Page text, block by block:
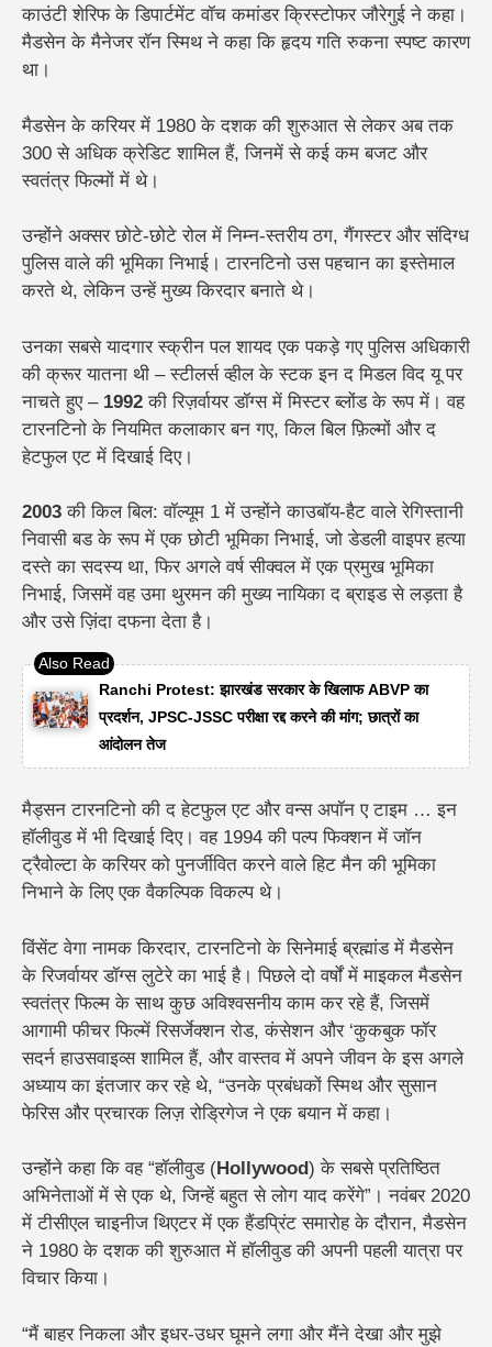
काउंटी शेरिफ के डिपार्टमेंट वॉच कमांडर क्रिस्टोफर जौरेगुई ने कहा।
मैडसेन के मैनेजर रॉन स्मिथ ने कहा कि हृदय गति रुकना स्पष्ट कारण
था।
मैडसेन के करियर में 1980 के दशक की शुरुआत से लेकर अब तक
300 से अधिक क्रेडिट शामिल हैं, जिनमें से कई कम बजट और
स्वतंत्र फिल्मों में थे।
उन्होंने अक्सर छोटे-छोटे रोल में निम्न-स्तरीय ठग, गैंगस्टर और संदिग्ध
पुलिस वाले की भूमिका निभाई। टारनटिनो उस पहचान का इस्तेमाल
करते थे, लेकिन उन्हें मुख्य किरदार बनाते थे।
उनका सबसे यादगार स्क्रीन पल शायद एक पकड़े गए पुलिस अधिकारी
की क्रूर यातना थी – स्टीलर्स व्हील के स्टक इन द मिडल विद यू पर
नाचते हुए – 1992 की रिज़र्वायर डॉग्स में मिस्टर ब्लोंड के रूप में। वह
टारनटिनो के नियमित कलाकार बन गए, किल बिल फ़िल्मों और द
हेटफुल एट में दिखाई दिए।
2003 की किल बिल: वॉल्यूम 1 में उन्होंने काउबॉय-हैट वाले रेगिस्तानी
निवासी बड के रूप में एक छोटी भूमिका निभाई, जो डेडली वाइपर हत्या
दस्ते का सदस्य था, फिर अगले वर्ष सीक्वल में एक प्रमुख भूमिका
निभाई, जिसमें वह उमा थुरमन की मुख्य नायिका द ब्राइड से लड़ता है
और उसे ज़िंदा दफना देता है।
Ranchi Protest: झारखंड सरकार के खिलाफ ABVP का
प्रदर्शन, JPSC-JSSC परीक्षा रद्द करने की मांग; छात्रों का
आंदोलन तेज
मैड्सन टारनटिनो की द हेटफुल एट और वन्स अपॉन ए टाइम … इन
हॉलीवुड में भी दिखाई दिए। वह 1994 की पल्प फिक्शन में जॉन
ट्रैवोल्टा के करियर को पुनर्जीवित करने वाले हिट मैन की भूमिका
निभाने के लिए एक वैकल्पिक विकल्प थे।
विंसेंट वेगा नामक किरदार, टारनटिनो के सिनेमाई ब्रह्मांड में मैडसेन
के रिजर्वायर डॉग्स लुटेरे का भाई है। पिछले दो वर्षों में माइकल मैडसेन
स्वतंत्र फिल्म के साथ कुछ अविश्वसनीय काम कर रहे हैं, जिसमें
आगामी फीचर फिल्में रिसर्जेक्शन रोड, कंसेशन और ‘कुकबुक फॉर
सदर्न हाउसवाइव्स शामिल हैं, और वास्तव में अपने जीवन के इस अगले
अध्याय का इंतजार कर रहे थे, “उनके प्रबंधकों स्मिथ और सुसान
फेरिस और प्रचारक लिज़ रोड्रिगेज ने एक बयान में कहा।
उन्होंने कहा कि वह “हॉलीवुड (Hollywood) के सबसे प्रतिष्ठित
अभिनेताओं में से एक थे, जिन्हें बहुत से लोग याद करेंगे”। नवंबर 2020
में टीसीएल चाइनीज थिएटर में एक हैंडप्रिंट समारोह के दौरान, मैडसेन
ने 1980 के दशक की शुरुआत में हॉलीवुड की अपनी पहली यात्रा पर
विचार किया।
“मैं बाहर निकला और इधर-उधर घूमने लगा और मैंने देखा और मुझे